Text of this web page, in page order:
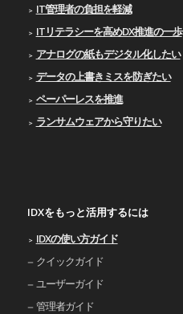
IT管理者の負担を軽減
ITリテラシーを高めDX推進の一歩
アナログの紙もデジタル化したい
データの上書きミスを防ぎたい
ペーパーレスを推進
ランサムウェアから守りたい
IDXをもっと活用するには
IDXの使い⽅ガイド
クイックガイド
ユーザーガイド
管理者ガイド